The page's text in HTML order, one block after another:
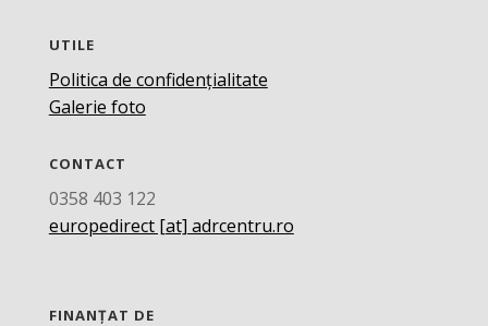
UTILE
Politica de confidențialitate
Galerie foto
CONTACT
0358 403 122
europedirect [at] adrcentru.ro
FINANȚAT DE